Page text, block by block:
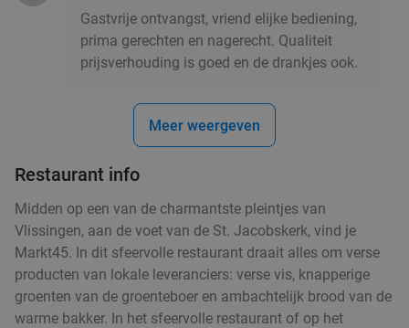
Gastvrije ontvangst, vriend elijke bediening,
prima gerechten en nagerecht. Qualiteit
prijsverhouding is goed en de drankjes ook.
Meer weergeven
Restaurant info
Midden op een van de charmantste pleintjes van
Vlissingen, aan de voet van de St. Jacobskerk, vind je
Markt45. In dit sfeervolle restaurant draait alles om verse
producten van lokale leveranciers: verse vis, knapperige
groenten van de groenteboer en ambachtelijk brood van de
warme bakker. In het sfeervolle restaurant of op het